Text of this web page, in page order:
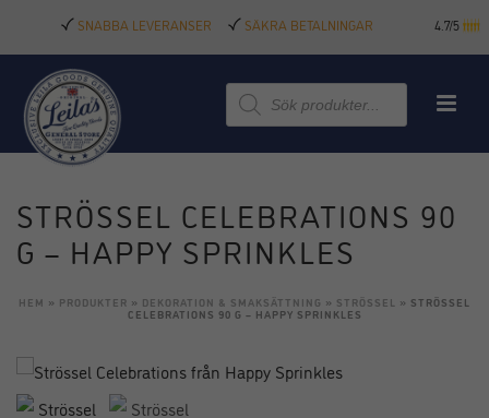
SNABBA LEVERANSER SÄKRA BETALNINGAR 4.7/5
Produktsökning
STRÖSSEL CELEBRATIONS 90
G – HAPPY SPRINKLES
HEM » PRODUKTER » DEKORATION & SMAKSÄTTNING » STRÖSSEL » STRÖSSEL
CELEBRATIONS 90 G – HAPPY SPRINKLES